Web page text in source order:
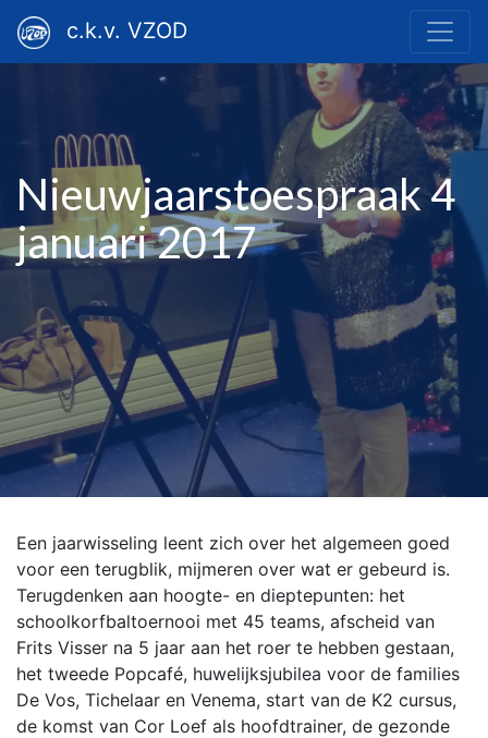
c.k.v. VZOD
Nieuwjaarstoespraak 4
januari 2017
Een jaarwisseling leent zich over het algemeen goed
voor een terugblik, mijmeren over wat er gebeurd is.
Terugdenken aan hoogte- en dieptepunten: het
schoolkorfbaltoernooi met 45 teams, afscheid van
Frits Visser na 5 jaar aan het roer te hebben gestaan,
het tweede Popcafé, huwelijksjubilea voor de families
De Vos, Tichelaar en Venema, start van de K2 cursus,
de komst van Cor Loef als hoofdtrainer, de gezonde